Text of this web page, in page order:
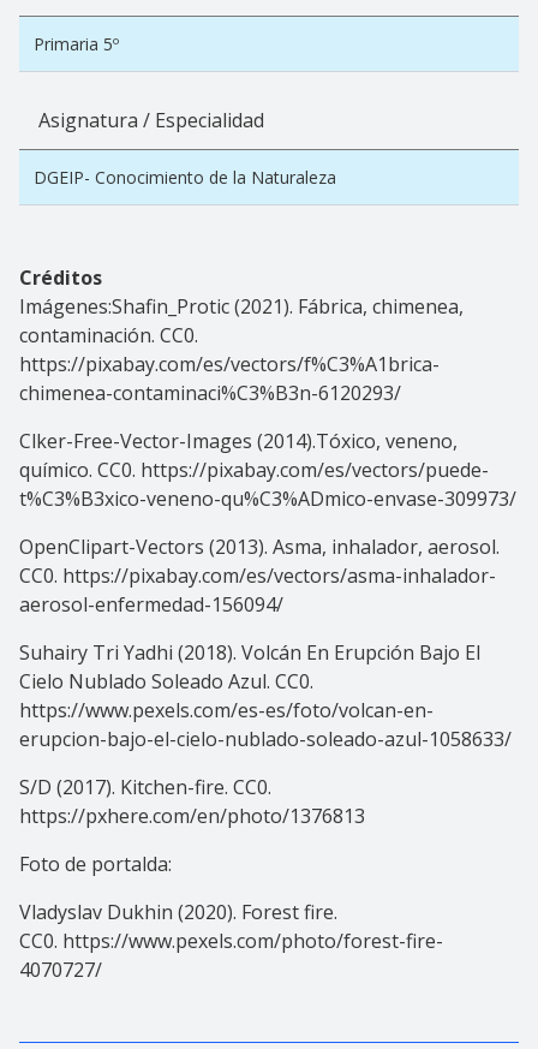
Primaria 5º
Asignatura / Especialidad
DGEIP- Conocimiento de la Naturaleza
Créditos
Imágenes:Shafin_Protic (2021). Fábrica, chimenea,
contaminación. CC0.
https://pixabay.com/es/vectors/f%C3%A1brica-
chimenea-contaminaci%C3%B3n-6120293/
Clker-Free-Vector-Images (2014).Tóxico, veneno,
químico. CC0. https://pixabay.com/es/vectors/puede-
t%C3%B3xico-veneno-qu%C3%ADmico-envase-309973/
OpenClipart-Vectors (2013). Asma, inhalador, aerosol.
CC0. https://pixabay.com/es/vectors/asma-inhalador-
aerosol-enfermedad-156094/
Suhairy Tri Yadhi (2018). Volcán En Erupción Bajo El
Cielo Nublado Soleado Azul. CC0.
https://www.pexels.com/es-es/foto/volcan-en-
erupcion-bajo-el-cielo-nublado-soleado-azul-1058633/
S/D (2017). Kitchen-fire. CC0.
https://pxhere.com/en/photo/1376813
Foto de portalda:
Vladyslav Dukhin (2020). Forest fire.
CC0. https://www.pexels.com/photo/forest-fire-
4070727/